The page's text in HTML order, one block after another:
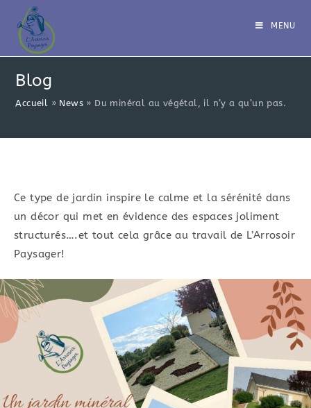
content
MENU
Blog
Accueil » News » Du minéral au végétal, il n’y a qu’un pas.
Ce type de jardin inspire le calme et la sérénité dans
un décor qui met en évidence des espaces joliment
structurés….et tout cela grâce au travail de L’Arrosoir
Paysager!